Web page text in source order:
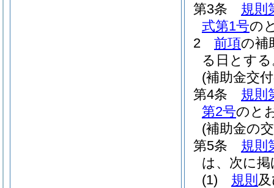
第3条
規則
式第1号の
2
前項の補
る日とす
(補助金交
第4条
規則
第2号のと
(補助金の
第5条
規則
は、次に
(1)
規則